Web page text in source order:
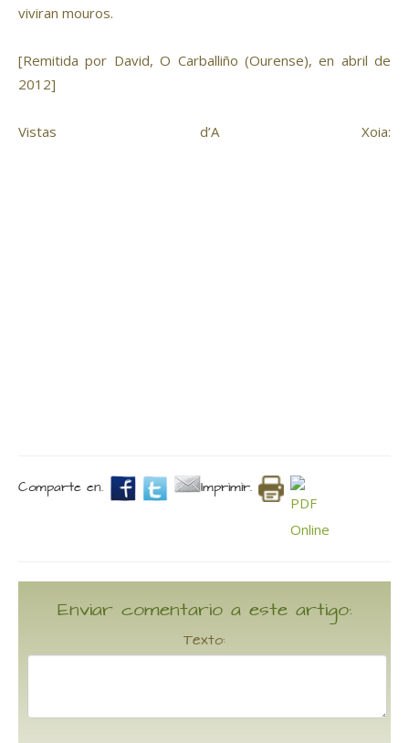
viviran mouros.
[Remitida por David, O Carballiño (Ourense), en abril de
2012]
Vistas d’A Xoia:
Comparte en. Imprimir.
Enviar comentario a este artigo:
Texto: